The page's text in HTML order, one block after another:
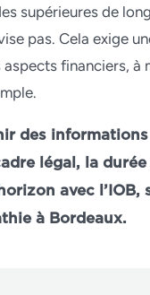
supérieures de
pas. Cela exige
financiers,
des
légal, la
avec
à Bordeaux.